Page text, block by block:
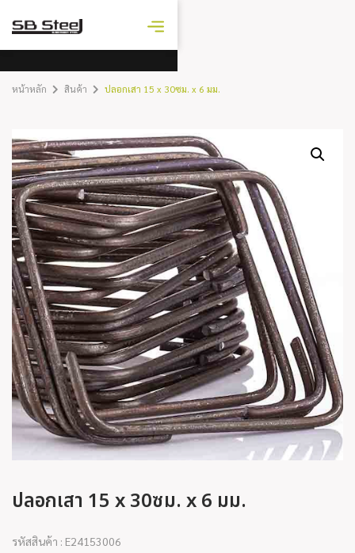
ราคาเหล็ก
หน้าหลัก สินค้า ปลอกเสา 15 x 30ซม. x 6 มม.
ปลอกเสา 15 x 30ซม. x 6 มม.
รหัสสินค้า : E24153006